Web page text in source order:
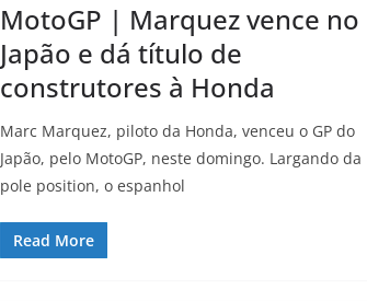
MotoGP | Marquez vence no
Japão e dá título de
construtores à Honda
Marc Marquez, piloto da Honda, venceu o GP do
Japão, pelo MotoGP, neste domingo. Largando da
pole position, o espanhol
Read More